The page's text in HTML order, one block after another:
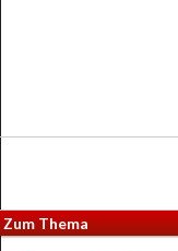
Zum Thema